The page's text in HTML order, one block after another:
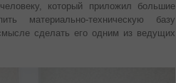
который приложил большие
материально-техническую базу
сделать его одним из ведущих